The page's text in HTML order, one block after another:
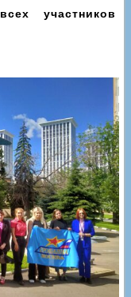
участников